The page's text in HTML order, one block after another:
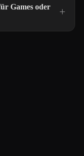
Games oder